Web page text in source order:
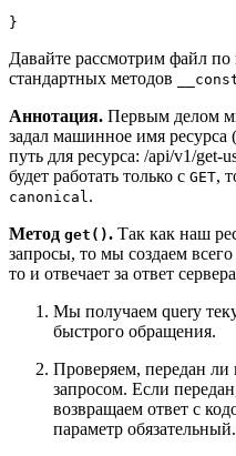
Давайте рассмотрим файл по
стандартных методов
Аннотация. Первым делом
задал машинное имя ресурса (
путь для ресурса: /api/v1/get-
будет работать только с GET,
canonical.
Метод get(). Так как наш
запросы, то мы создаем
то и отвечает за ответ
Мы получаем query
быстрого обращения.
Проверяем, передан ли
запросом. Если
возвращаем ответ с
параметр обязательный.